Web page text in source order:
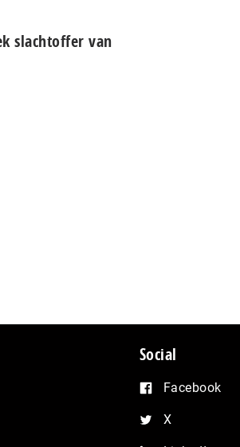
slachtoffer van
Social
Facebook
X